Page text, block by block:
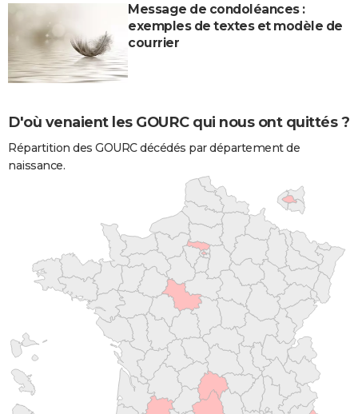
Message de condoléances :
exemples de textes et modèle de
courrier
D'où venaient les GOURC qui nous ont quittés ?
Répartition des GOURC décédés par département de
naissance.